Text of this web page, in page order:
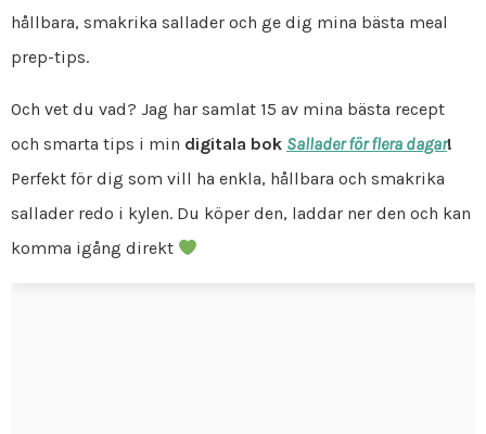
hållbara, smakrika sallader och ge dig mina bästa meal
prep-tips.
Och vet du vad? Jag har samlat 15 av mina bästa recept
och smarta tips i min digitala bok Sallader för flera dagar!
Perfekt för dig som vill ha enkla, hållbara och smakrika
sallader redo i kylen. Du köper den, laddar ner den och kan
komma igång direkt